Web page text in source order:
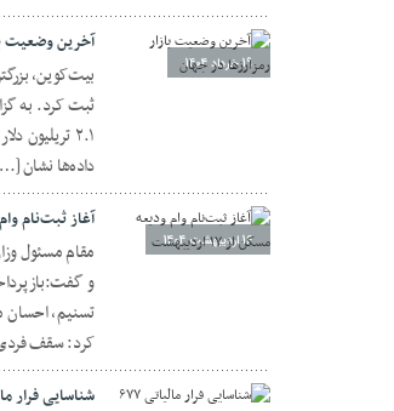
19 خرداد 1404
آخرین وضعیت
داده‌ها نشان
16 اردیبهشت 1404
آغاز ثبت‌نام وام
تسنیم،
کرد: سقف
شناسایی فرار مالیاتی ۶۷۷ میلیارد تومانی